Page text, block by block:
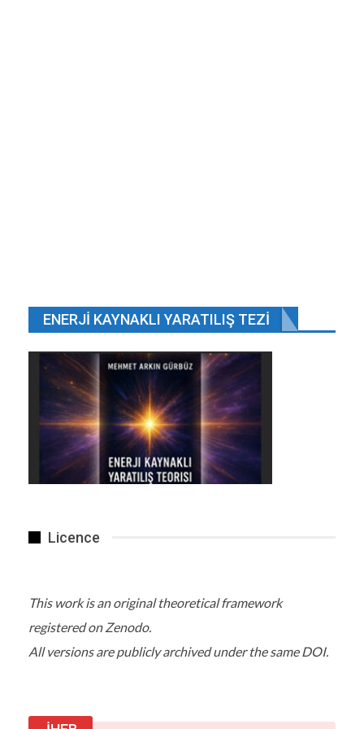
ENERJI KAYNAKLI YARATILIŞ TEZI
Licence
This work is an original theoretical framework
registered on Zenodo.
All versions are publicly archived under the same DOI.